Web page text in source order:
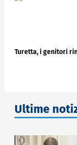
Turetta, i genitori
Ultime